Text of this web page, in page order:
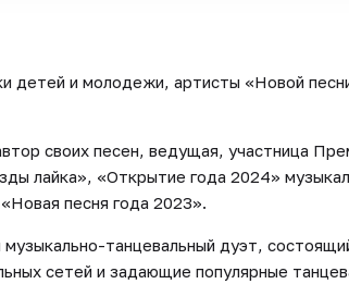
детей и молодежи, артисты «Новой
своих песен, ведущая, участница
лайка», «Открытие года 2024»
песня года 2023».
танцевальный дуэт,
сетей и задающие популярные